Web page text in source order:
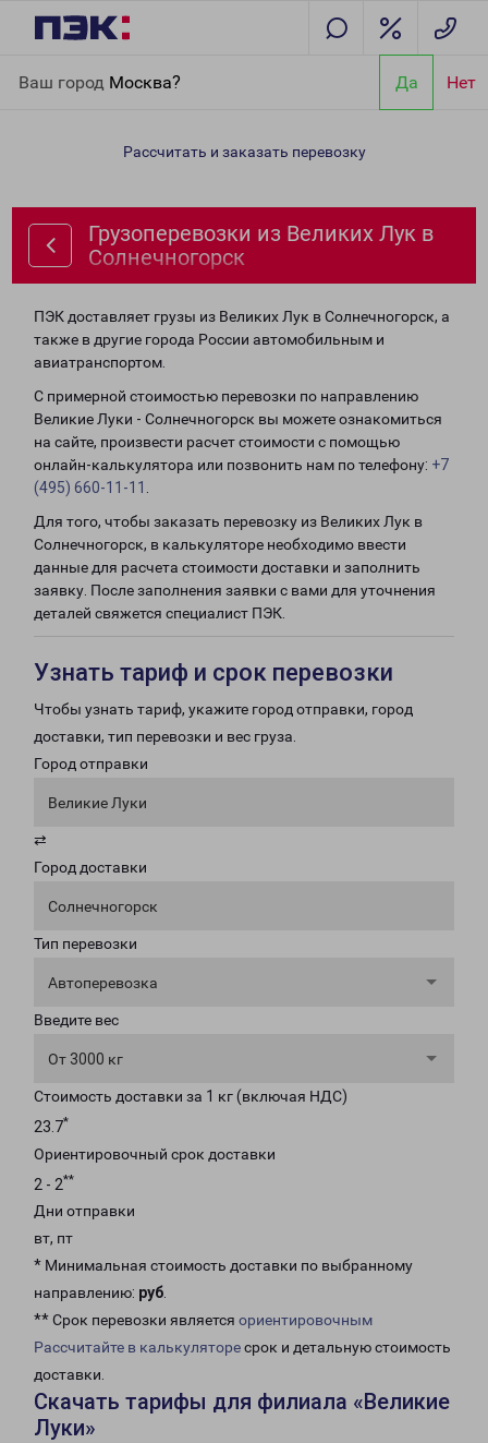
Ваш город Москва? Да Нет
Солнечногорск
Рассчитать и заказать перевозку
Грузоперевозки из Великих Лук в
Солнечногорск
ПЭК доставляет грузы из Великих Лук в Солнечногорск, а
также в другие города России автомобильным и
авиатранспортом.
С примерной стоимостью перевозки по направлению
Великие Луки - Солнечногорск вы можете ознакомиться
на сайте, произвести расчет стоимости с помощью
онлайн-калькулятора или позвонить нам по телефону: +7
(495) 660-11-11
Для того, чтобы заказать перевозку из Великих Лук в
Солнечногорск, в калькуляторе необходимо ввести
данные для расчета стоимости доставки и заполнить
заявку. После заполнения заявки с вами для уточнения
деталей свяжется специалист ПЭК.
Узнать тариф и срок перевозки
Чтобы узнать тариф, укажите город отправки, город
доставки, тип перевозки и вес груза.
Город отправки
Великие Луки
⇄
Город доставки
Солнечногорск
Тип перевозки
Автоперевозка
Введите вес
От 3000 кг
Стоимость доставки за 1 кг (включая НДС)
23.7*
Ориентировочный срок доставки
2 - 2**
Дни отправки
вт, пт
* Минимальная стоимость доставки по выбранному
направлению: руб.
** Срок перевозки является ориентировочным
Рассчитайте в калькуляторесрок и детальную стоимость
доставки.
Скачать тарифы для филиала «Великие
Луки»